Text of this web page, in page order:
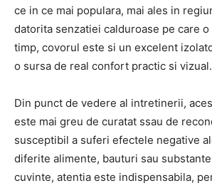
ce in ce mai populara, mai ales in
datorita senzatiei calduroase pe care o
timp, covorul este si un excelent
o sursa de real confort practic si vizual.
Din punct de vedere al intretinerii,
este mai greu de curatat ssau de
susceptibil a suferi efectele negative
diferite alimente, bauturi sau
cuvinte, atentia este indispensabila,